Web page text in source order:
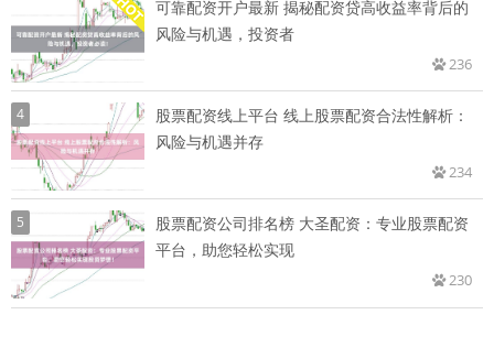
可靠配资开户最新 揭秘配资贷高收益率背后的
风险与机遇，投资者
236
4
股票配资线上平台 线上股票配资合法性解析：
风险与机遇并存
234
5
股票配资公司排名榜 大圣配资：专业股票配资
平台，助您轻松实现
230